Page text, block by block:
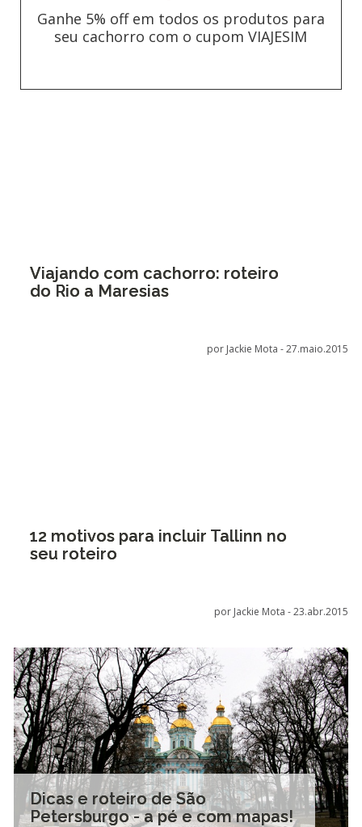
Ganhe 5% off em todos os produtos para
seu cachorro com o cupom VIAJESIM
Viajando com cachorro: roteiro
do Rio a Maresias
por Jackie Mota -27.maio.2015
12 motivos para incluir Tallinn no
seu roteiro
por Jackie Mota -23.abr.2015
Dicas e roteiro de São
Petersburgo - a pé e com mapas!